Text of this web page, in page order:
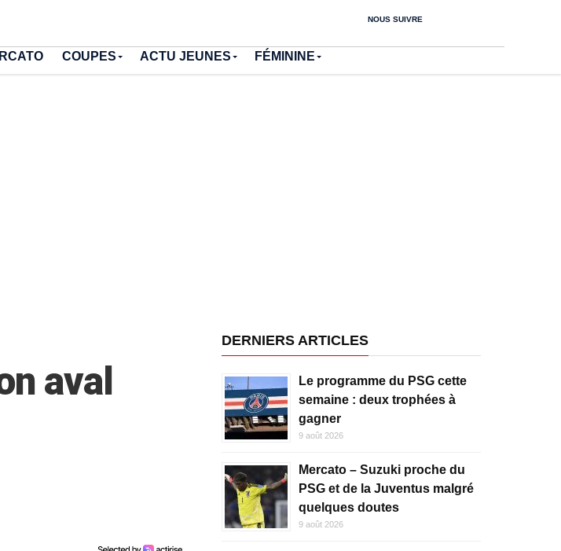
NOUS SUIVRE
COUPES ACTU JEUNES FÉMININE
aval
DERNIERS ARTICLES
Le programme du PSG cette
semaine : deux trophées à
gagner
9 août 2026
Mercato – Suzuki proche du
PSG et de la Juventus malgré
quelques doutes
9 août 2026